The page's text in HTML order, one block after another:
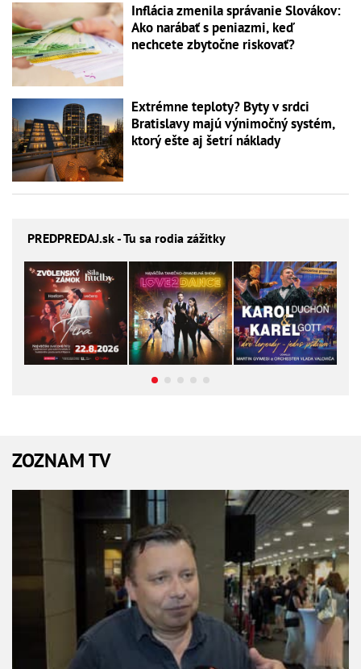
Inflácia zmenila správanie Slovákov:
Ako narábať s peniazmi, keď
nechcete zbytočne riskovať?
Extrémne teploty? Byty v srdci
Bratislavy majú výnimočný systém,
ktorý ešte aj šetrí náklady
PREDPREDAJ.sk - Tu sa rodia zážitky
ZOZNAM TV